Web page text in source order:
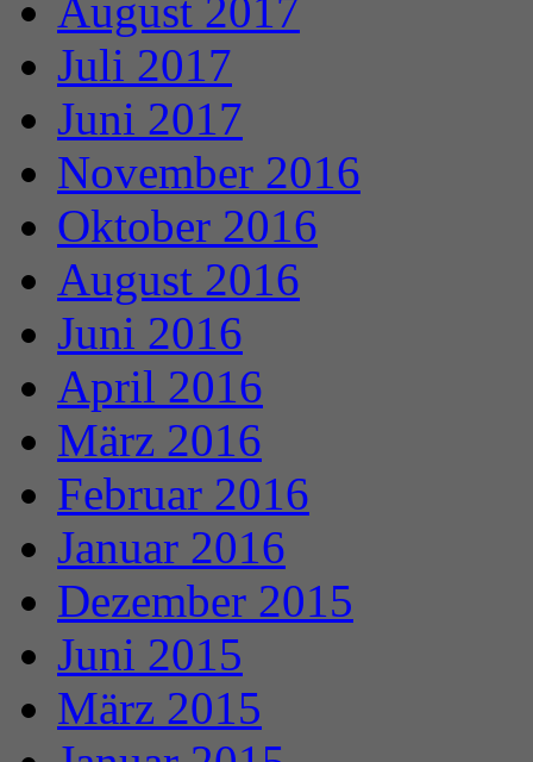
August 2017
Juli 2017
Juni 2017
November 2016
Oktober 2016
August 2016
Juni 2016
April 2016
März 2016
Februar 2016
Januar 2016
Dezember 2015
Juni 2015
März 2015